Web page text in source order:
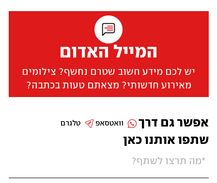
המייל האדום
יש לכם מידע חשוב שטרם נחשף? צילומים
מאירוע חדשותי? מצאתם טעות בכתבה?
שתפו אותנו כאן
אפשר גם דרך טלגרם וואטסאפ